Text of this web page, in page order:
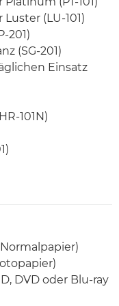
(LU-101)
201)
(SG-201)
Einsatz
101N)
DVD oder Blu-ray